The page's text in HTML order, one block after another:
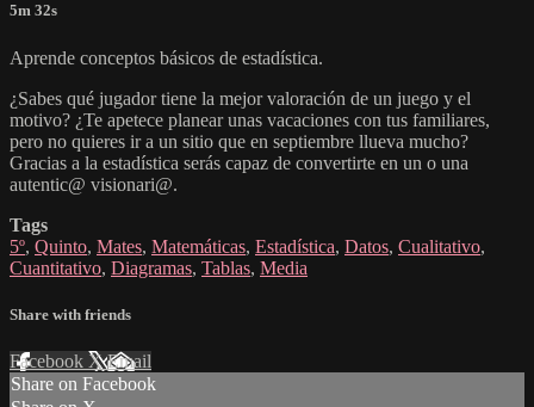
5m 32s
Aprende conceptos básicos de estadística.
¿Sabes qué jugador tiene la mejor valoración de un juego y el
motivo? ¿Te apetece planear unas vacaciones con tus familiares,
pero no quieres ir a un sitio que en septiembre llueva mucho?
Gracias a la estadística serás capaz de convertirte en un o una
autentic@ visionari@.
Tags
5º, Quinto, Mates, Matemáticas, Estadística, Datos, Cualitativo,
Cuantitativo, Diagramas, Tablas, Media
Share with friends
Facebook XEmail
Share on Facebook